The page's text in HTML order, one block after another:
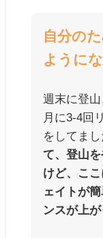
自分の
ように
週末に登山
月に3-4回
をしてま
て、登山
けど、こ
ェイトが
ンスが上が